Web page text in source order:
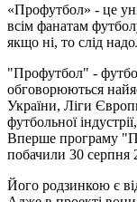
«Профутбол» - це
всім фанатам
якщо ні, то слід
"Профутбол" -
обговорюються
України, Ліги
футбольної
Вперше програму
побачили 30 серпня
Його родзинкою є